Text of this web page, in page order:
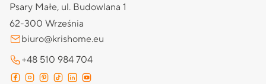
Psary Małe, ul. Budowlana 1
62-300 Września
biuro@krishome.eu
+48 510 984 704